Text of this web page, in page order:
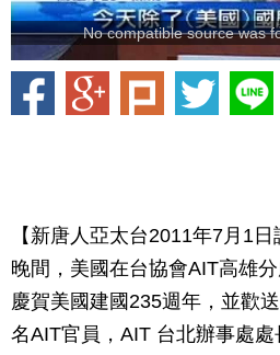
No compatible source was
【新唐人亞太台2011年7月1日
晚間，美國在台協會AIT高雄
慶賀美國建國235週年，並歡
名AIT官員，AIT 台北辦事處